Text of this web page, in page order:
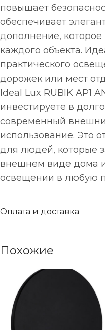
повышает
обеспечивает
дополнение,
каждого объекта.
практического
дорожек или мест
Ideal Lux RUBIK AP1
инвестируете в
современный
использование. Это
для людей, которые
внешнем виде дома
освещении в любую
Оплата и доставка
Похожие